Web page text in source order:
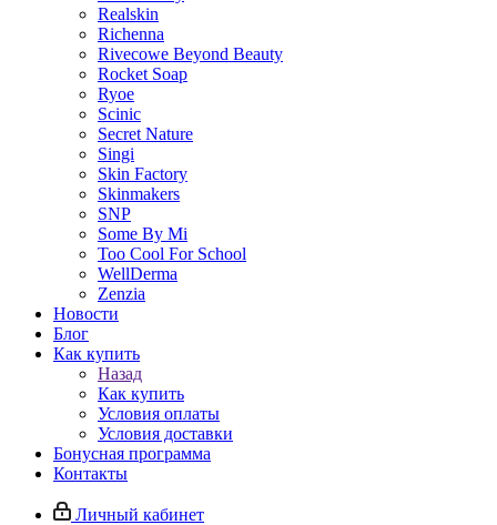
Realskin
Richenna
Rivecowe Beyond Beauty
Rocket Soap
Ryoe
Scinic
Secret Nature
Singi
Skin Factory
Skinmakers
SNP
Some By Mi
Too Cool For School
WellDerma
Zenzia
Новости
Блог
Как купить
Назад
Как купить
Условия оплаты
Условия доставки
Бонусная программа
Контакты
Личный кабинет